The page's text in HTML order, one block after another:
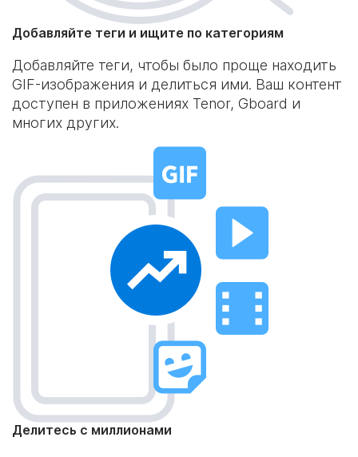
Добавляйте теги и ищите по категориям
Добавляйте теги, чтобы было проще находить
GIF-изображения и делиться ими. Ваш контент
доступен в приложениях Tenor, Gboard и
многих других.
Делитесь с миллионами